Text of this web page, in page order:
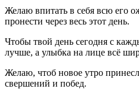
Желаю впитать в себя всю его
пронести через весь этот день.
Чтобы твой день сегодня с
лучше, а улыбка на лице всё
Желаю, чтоб новое утро
свершений и побед.